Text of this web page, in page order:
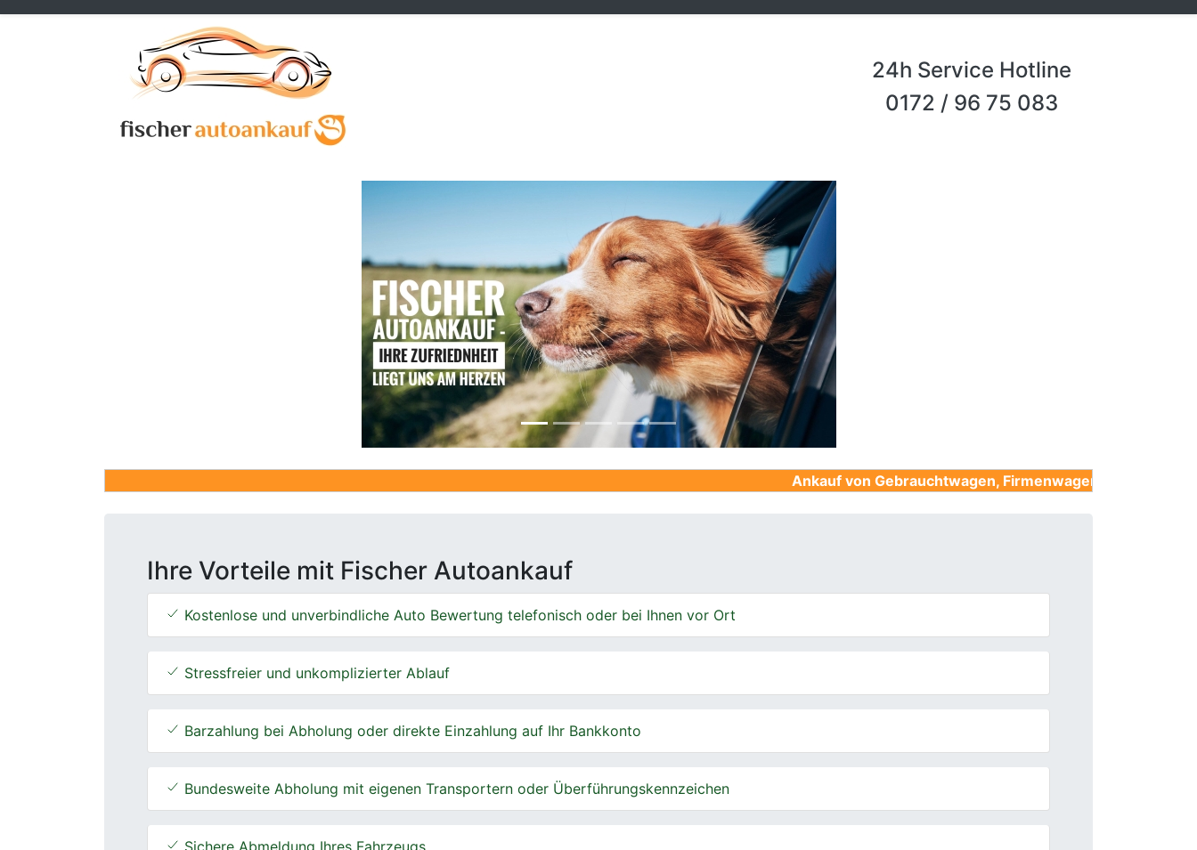
24h Service Hotline
0172 / 96 75 083
Ankauf von Gebrauchtwagen, Firmenwagen, Unfallwagen,
Ihre Vorteile mit Fischer Autoankauf
Kostenlose und unverbindliche Auto Bewertung telefonisch oder bei Ihnen vor Ort
Stressfreier und unkomplizierter Ablauf
Barzahlung bei Abholung oder direkte Einzahlung auf Ihr Bankkonto
Bundesweite Abholung mit eigenen Transportern oder Überführungskennzeichen
Sichere Abmeldung Ihres Fahrzeugs